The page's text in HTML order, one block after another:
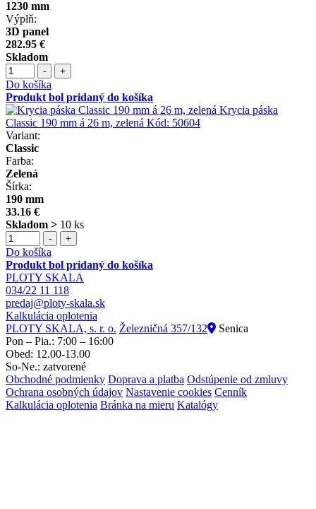
1230 mm
Výplň:
3D panel
282.95 €
Skladom
- +
Do košíka
Produkt bol pridaný do košíka
Krycia páska
Classic 190 mm á 26 m, zelená Kód: 50604
Variant:
Classic
Farba:
Zelená
Šírka:
190 mm
33.16 €
Skladom > 10 ks
- +
Do košíka
Produkt bol pridaný do košíka
PLOTY SKALA
034/22 11 118
predaj@ploty-skala.sk
Kalkulácia oplotenia
PLOTY SKALA, s. r. o. Železničná 357/132
Senica
Pon – Pia.: 7:00 – 16:00
Obed: 12.00-13.00
So-Ne.: zatvorené
Obchodné podmienky Doprava a platba Odstúpenie od zmluvy
Ochrana osobných údajov Nastavenie cookies Cenník
Kalkulácia oplotenia Bránka na mieru Katalógy